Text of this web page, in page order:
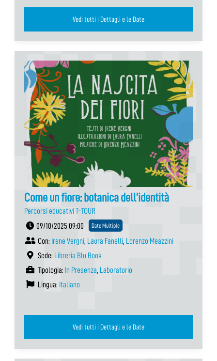
Vedi tutti i Dettagli e le Date
Come un fiore: botanica dell’identità
Percorsi educativi T-TOUR
09/10/2025 09:00
Date Multiple
Con: Irene Vergni, Laura Fanelli, Lorenzo Meazzini
Sede: Libreria Blu Book
Tipologia: In Presenza, Laboratorio
Lingua: Italiano
Vedi tutti i Dettagli e le Date